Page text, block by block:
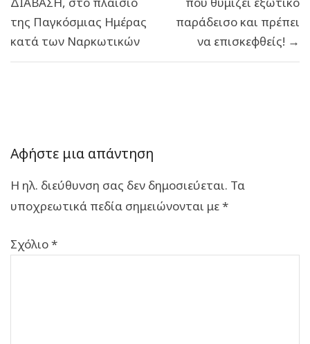
της Παγκόσμιας Ημέρας
κατά των Ναρκωτικών
παράδεισο και πρέπει
να επισκεφθείς! →
Αφήστε μια απάντηση
Η ηλ. διεύθυνση σας δεν δημοσιεύεται. Τα
υποχρεωτικά πεδία σημειώνονται με*
Σχόλιο*